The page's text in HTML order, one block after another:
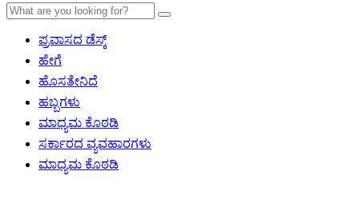
ಪ್ರವಾಸದ ಡೆಸ್ಕ್
ಹೇಗೆ
ಹೊಸತೇನಿದೆ
ಹಬ್ಬಗಳು
ಮಾಧ್ಯಮ ಕೊಠಡಿ
ಸರ್ಕಾರದ ವ್ಯವಹಾರಗಳು
ಮಾಧ್ಯಮ ಕೊಠಡಿ